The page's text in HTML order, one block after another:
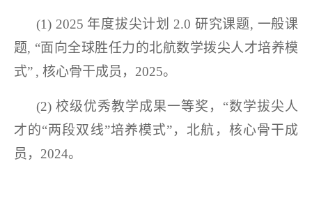
(1) 2025 年度拔尖计划 2.0 研究课题, 一般课
题, “面向全球胜任力的北航数学拨尖人才培养模
式” , 核心骨干成员， 2025。
(2) 校级优秀教学成果一等奖， “数学拔尖人
才的“两段双线”培养模式”，北航，核心骨干成
员，2024。